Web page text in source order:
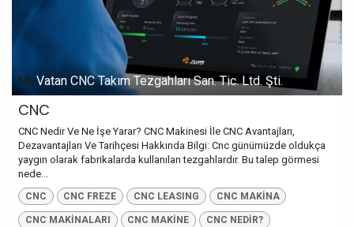
Vatan CNC Takım Tezgahları San. Tic. Ltd. Şti.
CNC
CNC Nedir Ve Ne İşe Yarar? CNC Makinesi İle CNC Avantajları,
Dezavantajları Ve Tarihçesi Hakkında Bilgi: Cnc günümüzde oldukça
yaygın olarak fabrikalarda kullanılan tezgahlardır. Bu talep görmesi
nede...
CNC CNC FREZE CNC LEASING CNC MAKİNA
CNC MAKİNALARI CNC MAKİNE CNC NEDİR?